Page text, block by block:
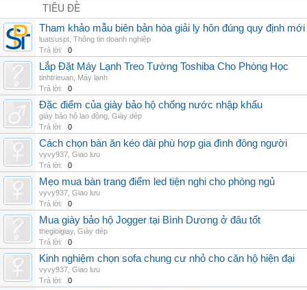
TIÊU ĐỀ
Tham khảo mẫu biên bản hòa giải ly hôn đúng quy định mới
luatsuspt Thông tin doanh nghiệp
Trả lời:
0
Lắp Đặt Máy Lạnh Treo Tường Toshiba Cho Phòng Học
tinhtrieuan Máy lạnh
Trả lời:
0
Đặc điểm của giày bảo hộ chống nước nhập khẩu
giày bảo hộ lao động Giày dép
Trả lời:
0
Cách chọn bàn ăn kéo dài phù hợp gia đình đông người
vyvy937 Giao lưu
Trả lời:
0
Mẹo mua bàn trang điểm led tiện nghi cho phòng ngủ
vyvy937 Giao lưu
Trả lời:
0
Mua giày bảo hộ Jogger tại Bình Dương ở đâu tốt
thegioigiay, Giày dép
Trả lời:
0
Kinh nghiệm chọn sofa chung cư nhỏ cho căn hộ hiện đại
vyvy937 Giao lưu
Trả lời:
0